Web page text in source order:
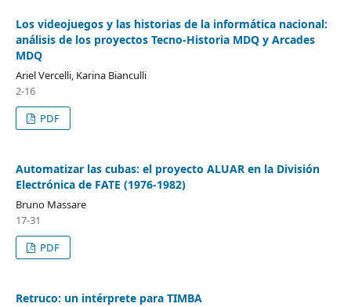
Los videojuegos y las historias de la informática nacional:
análisis de los proyectos Tecno-Historia MDQ y Arcades
MDQ
Ariel Vercelli, Karina Bianculli
2-16
PDF
Automatizar las cubas: el proyecto ALUAR en la División
Electrónica de FATE (1976-1982)
Bruno Massare
17-31
PDF
Retruco: un intérprete para TIMBA